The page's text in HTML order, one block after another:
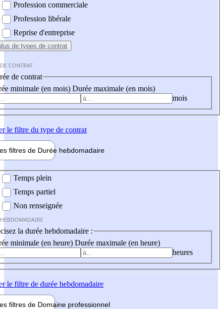
Profession commerciale
Profession libérale
Reprise d'entreprise
de types de contrat
CONTRAT
de contrat
minimale (en mois) Durée maximale (en mois)
mois
le filtre du type de contrat
filtres de Durée hebdomadaire
Temps plein
Temps partiel
Non renseignée
la durée hebdomadaire :
minimale (en heure) Durée maximale (en heure)
heures
le filtre de durée hebdomadaire
filtres de Domaine professionnel